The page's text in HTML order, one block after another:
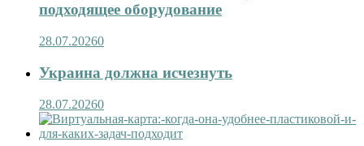
подходящее оборудование
28.07.20260
Украина должна исчезнуть
28.07.20260